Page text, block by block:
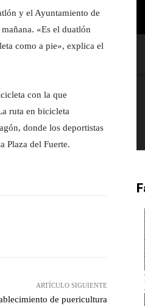
y el Ayuntamiento de
«Es el duatlón
como a pie», explica el
con la que
ruta en bicicleta
donde los deportistas
Plaza del Fuerte.
ARTÍCULO SIGUIENTE
de puericultura